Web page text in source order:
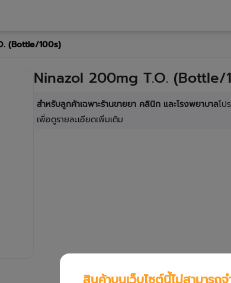
(Bottle/100s)
Ninazol 200mg T.O. (Bottle/
สำหรับลูกค้าเฉพาะร้านขายยา คลินิก และโรงพยาบาลโป
เพื่อดูรายละเอียดเพิ่มเติม
สินค้าบนเว็บไซต์นี้ไม่สามารถ